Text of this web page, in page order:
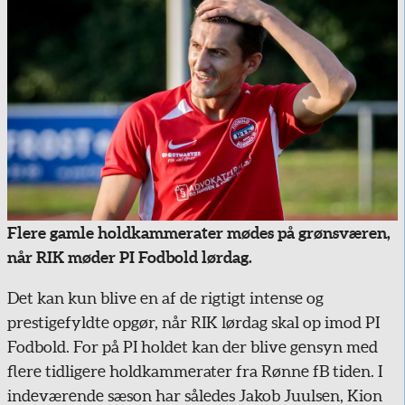
Flere gamle holdkammerater mødes på grønsværen,
når RIK møder PI Fodbold lørdag.
Det kan kun blive en af de rigtigt intense og
prestigefyldte opgør, når RIK lørdag skal op imod PI
Fodbold. For på PI holdet kan der blive gensyn med
flere tidligere holdkammerater fra Rønne fB tiden. I
indeværende sæson har således Jakob Juulsen, Kion